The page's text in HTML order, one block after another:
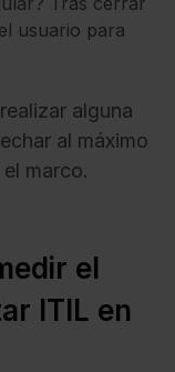
usuario para
alizar alguna
al máximo
marco.
el
ITIL en